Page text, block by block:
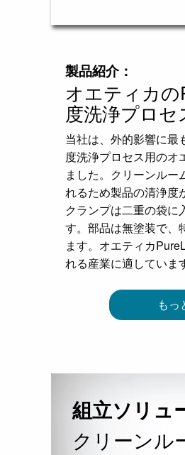
製品紹介：
オエティカの
度洗浄プロセ
当社は、外的影響に最
度洗浄プロセス用のオ
ました。クリーンルー
れるため製品の清浄度
クランプは二重の袋に
す。部品は無塗装で、
ます。オエティカ
れる産業に適していま
もっ
組立ソリュ
クリーンル